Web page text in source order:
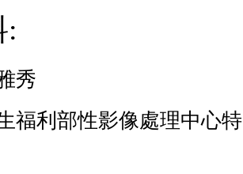
:
秀
福利部性影像處理中心特